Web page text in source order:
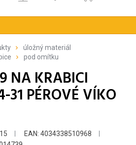
úložný materiál
pod omítku
NA KRABICI
31 PÉROVÉ VÍKO
EAN: 4034338510968